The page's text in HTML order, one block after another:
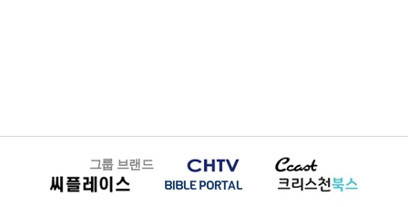
그룹 브랜드